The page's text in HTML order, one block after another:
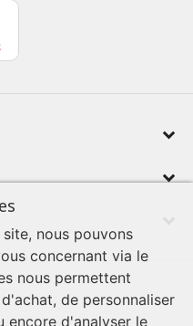
nous pouvons
concernant via le
nous permettent
de personnaliser
encore d'analyser le